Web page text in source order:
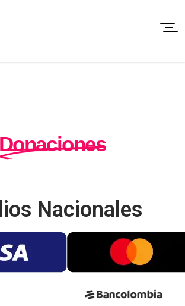
Donaciones
Nacionales